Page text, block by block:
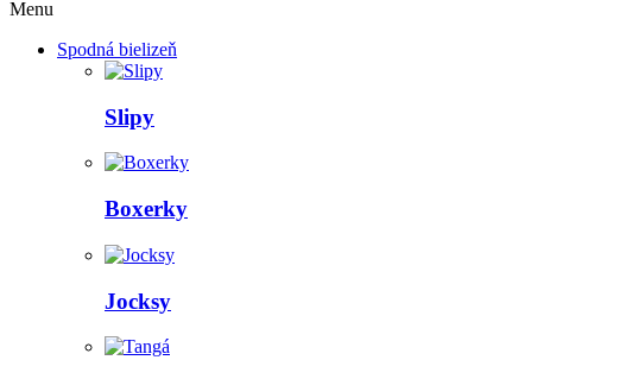
Menu
Spodná bielizeň
Slipy
Boxerky
Jocksy